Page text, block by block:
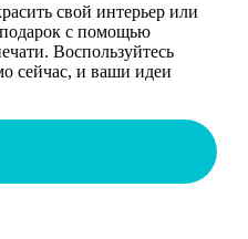
свой интерьер или
с помощью
Воспользуйтесь
сейчас, и ваши идеи